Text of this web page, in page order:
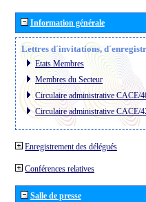
Information générale
Lettres d´invitations,
Etats Membres
Membres du Secteur
Circulaire administrative CACE/
Circulaire administrative CACE/
Enregistrement des délégués
Conférences relatives
Salle de presse